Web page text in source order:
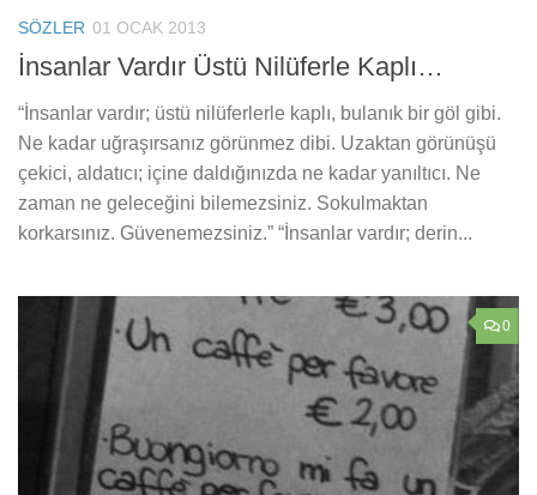
SÖZLER 01 OCAK 2013
İnsanlar Vardır Üstü Nilüferle Kaplı…
“İnsanlar vardır; üstü nilüferlerle kaplı, bulanık bir göl gibi.
Ne kadar uğraşırsanız görünmez dibi. Uzaktan görünüşü
çekici, aldatıcı; içine daldığınızda ne kadar yanıltıcı. Ne
zaman ne geleceğini bilemezsiniz. Sokulmaktan
korkarsınız. Güvenemezsiniz.” “İnsanlar vardır; derin...
0